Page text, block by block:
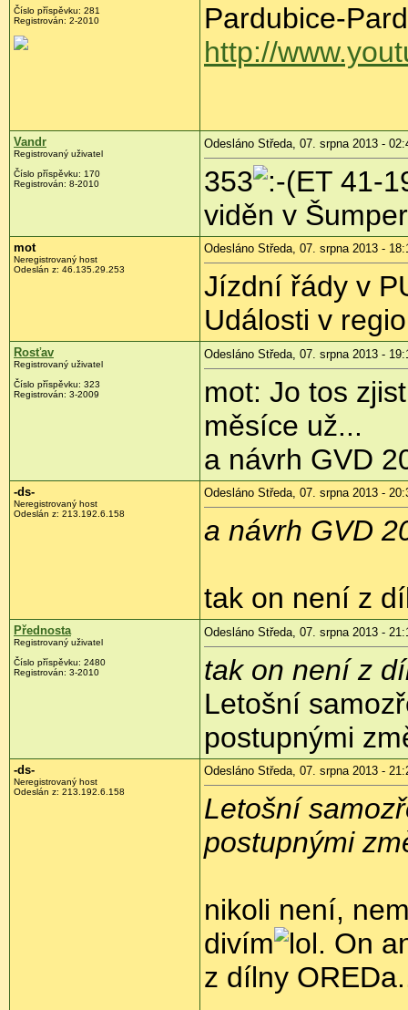
Číslo příspěvku: 281
Registrován: 2-2010
Pardubice-
http://
Vandr
Registrovaný uživatel
Číslo příspěvku: 170
Registrován: 8-2010
Odesláno Středa, 07. srpna 2013 -
353
ET 41-
viděn v
mot
Neregistrovaný host
Odeslán z: 46.135.29.253
Odesláno Středa, 07. srpna 2013 -
Jízdní řády v
Události v
Rosťav
Registrovaný uživatel
Číslo příspěvku: 323
Registrován: 3-2009
Odesláno Středa, 07. srpna 2013 -
mot: Jo tos
měsíce už...
a návrh GVD
-ds-
Neregistrovaný host
Odeslán z: 213.192.6.158
Odesláno Středa, 07. srpna 2013 -
a návrh GVD
tak on není z
Přednosta
Registrovaný uživatel
Číslo příspěvku: 2480
Registrován: 3-2010
Odesláno Středa, 07. srpna 2013 -
tak on není z
Letošní
postupnými
-ds-
Neregistrovaný host
Odeslán z: 213.192.6.158
Odesláno Středa, 07. srpna 2013 -
Letošní
postupnými
nikoli není,
divím
. On
z dílny